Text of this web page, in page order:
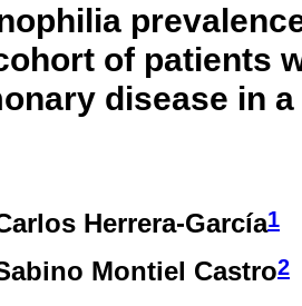
of patients
disease in
Herrera-García1
Montiel Castro2